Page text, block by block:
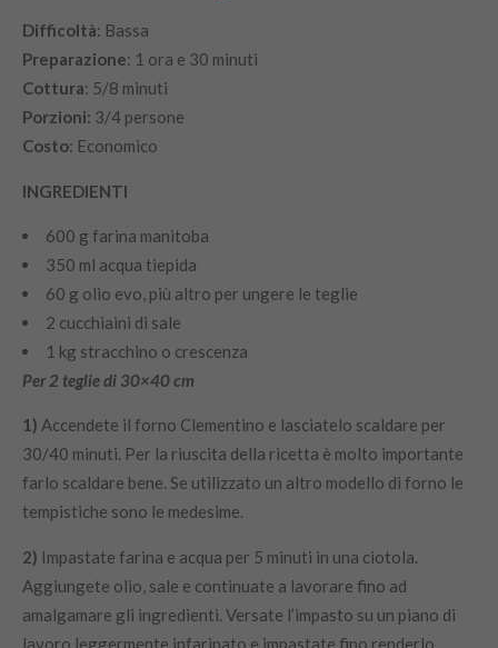
Difficoltà:‌ ‌Bassa
Preparazione:‌ ‌1 ora e 30 minuti
‌Cottura:‌ ‌5/8 minuti
Porzioni:‌ ‌ 3/4 ‌persone‌
Costo:‌ ‌Economico
INGREDIENTI
600 g farina manitoba
350 ml acqua tiepida
60 g olio evo, più altro per ungere le teglie
2 cucchiaini di sale
1 kg stracchino o crescenza
Per 2 teglie di 30×40 cm
1) Accendete il forno Clementino e lasciatelo scaldare per
30/40 minuti. Per la riuscita della ricetta è molto importante
farlo scaldare bene. Se utilizzato un altro modello di forno le
tempistiche sono le medesime.
2) Impastate farina e acqua per 5 minuti in una ciotola.
Aggiungete olio, sale e continuate a lavorare fino ad
amalgamare gli ingredienti. Versate l’impasto su un piano di
lavoro leggermente infarinato e impastate fino renderlo